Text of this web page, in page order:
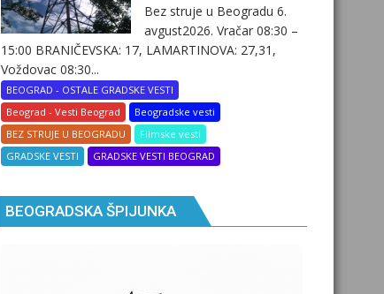
Bez struje u Beogradu 6.
avgust2026. Vračar 08:30 –
15:00 BRANIČEVSKA: 17, LAMARTINOVA: 27,31,
Voždovac 08:30...
BEOGRAD - OSTALE GRADSKE VESTI
Beograd - Vesti Beograd
Beogradske vesti
BEZ STRUJE U BEOGRADU
Filmske vesti
GRADSKE VESTI
GRADSKE VESTI BEOGRAD
BEOGRADSKA ŠPIJUNKA